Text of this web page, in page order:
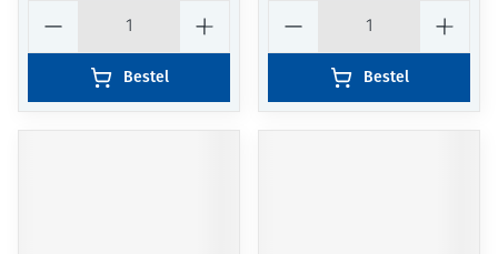
Bestel Bestel